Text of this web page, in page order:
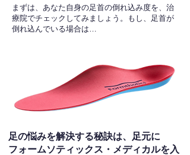
​まずは、あなた自身の足首の倒れ込み度を、治
療院でチェックしてみましょう。もし、足首が
倒れ込んでいる場合は…
足の悩みを解決する秘訣は、足元に
フォームソティックス・メディカルを入